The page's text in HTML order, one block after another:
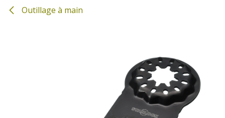
Outillage à main